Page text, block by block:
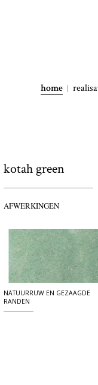
home
kotah green
AFWERKINGEN
NATUURRUW EN GEZAAGDE
RANDEN